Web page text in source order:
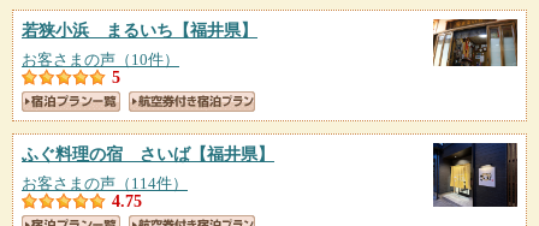
若狭小浜 まるいち 【福井県】
お客さまの声（10件）
5
ふぐ料理の宿 さいば【福井県】
お客さまの声（114件）
4.75